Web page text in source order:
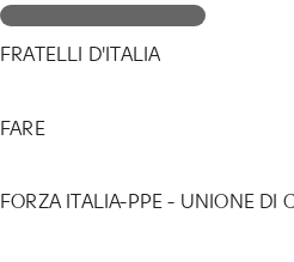
FRATELLI D'ITALIA
FARE
FORZA ITALIA-PPE - UNIONE DI